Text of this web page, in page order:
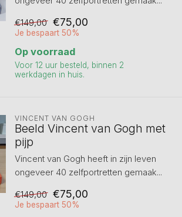
€149,00 €75,00
Je bespaart 50%
Op voorraad
Voor 12 uur besteld, binnen 2
werkdagen in huis.
VINCENT VAN GOGH
Beeld Vincent van Gogh met
pijp
Vincent van Gogh heeft in zijn leven
ongeveer 40 zelfportretten gemaak...
€149,00 €75,00
Je bespaart 50%